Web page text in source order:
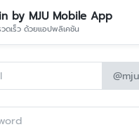
by MJU Mobile App
ดเร็ว ด้วยแอปพลิเคชัน